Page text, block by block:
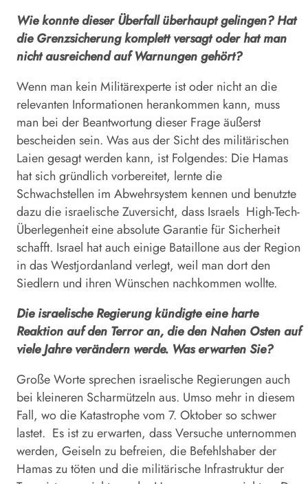
Wie konnte dieser Überfall überhaupt gelingen? Hat
die Grenz­sicherung komplett versagt oder hat man
nicht ausreichend auf Warnungen gehört?
Wenn man kein Militärexperte ist oder nicht an die
relevanten Informationen herankommen kann, muss
man bei der Beantwortung dieser Frage äußerst
bescheiden sein. Was aus der Sicht des militärischen
Laien gesagt werden kann, ist Folgendes: Die Hamas
hat sich gründlich vorbereitet, lernte die
Schwachstellen im Abwehrsystem kennen und benutzte
dazu die israelische Zuversicht, dass Israels High-Tech-
Überlegenheit eine absolute Garantie für Sicherheit
schafft. Israel hat auch einige Bataillone aus der Region
in das Westjordanland verlegt, weil man dort den
Siedlern und ihren Wünschen nachkommen wollte.
Die israelische Regierung kündigte eine harte
Reaktion auf den Terror an, die den Nahen Osten auf
viele Jahre verändern werde. Was erwarten Sie?
Große Worte sprechen israelische Regierungen auch
bei kleineren Scharmützeln aus. Umso mehr in diesem
Fall, wo die Katastrophe vom 7. Oktober so schwer
lastet. Es ist zu erwarten, dass Versuche unternommen
werden, Geiseln zu befreien, die Befehlshaber der
Hamas zu töten und die militärische Infrastruktur der